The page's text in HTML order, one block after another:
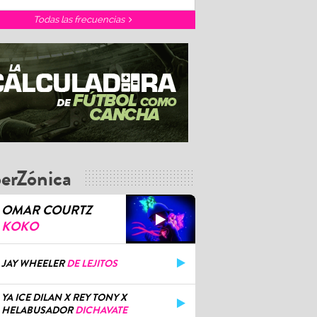
Todas las frecuencias
OMAR COURTZ
KOKO
JAY WHEELERDE LEJITOS
YA ICE DILAN X REY TONY X
HELABUSADORDICHAVATE